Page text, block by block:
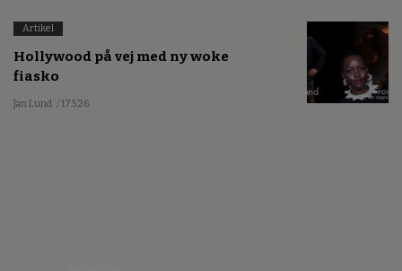
Artikel
Hollywood på vej med ny woke
fiasko
Jan Lund / 17.5.26